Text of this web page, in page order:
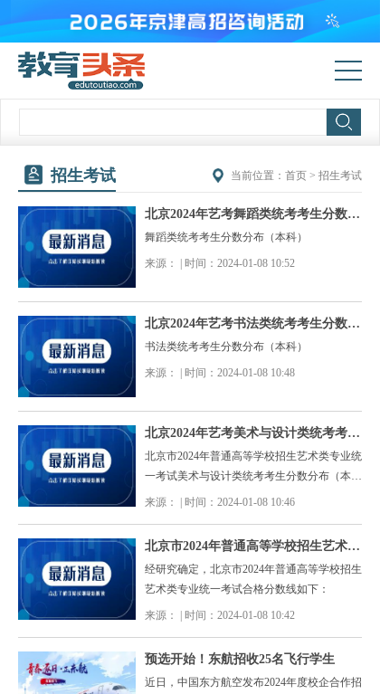
招生考试 当前位置： 首页 > 招生考试
北京2024年艺考舞蹈类统考考生分数分布（本科）
舞蹈类统考考生分数分布（本科）
来源： | 时间：2024-01-08 10:52
北京2024年艺考书法类统考考生分数分布（本科）
书法类统考考生分数分布（本科）
来源： | 时间：2024-01-08 10:48
北京2024年艺考美术与设计类统考考生分数分布（本科）
北京市2024年普通高等学校招生艺术类专业统
一考试美术与设计类统考考生分数分布（本
科）
来源： | 时间：2024-01-08 10:46
北京市2024年普通高等学校招生艺术类专业统一考试合格分数线公布
经研究确定，北京市2024年普通高等学校招生
艺术类专业统一考试合格分数线如下：
来源： | 时间：2024-01-08 10:42
预选开始！东航招收25名飞行学生
近日，中国东方航空发布2024年度校企合作招